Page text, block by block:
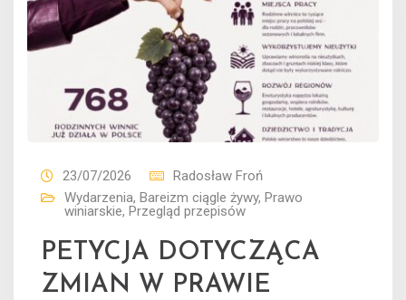
23/07/2026
Radosław Froń
Wydarzenia, Bareizm ciągle żywy, Prawo
winiarskie, Przegląd przepisów
PETYCJA DOTYCZĄCA
ZMIAN W PRAWIE